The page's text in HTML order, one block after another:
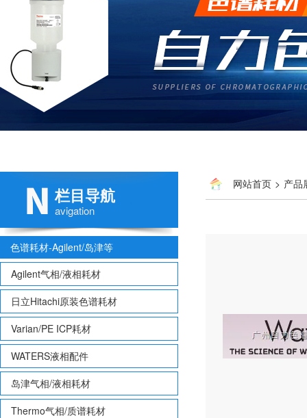
栏目导航
avigation
色谱耗材-Agilent/岛津等
Agilent气相/液相耗材
日立Hitachi原装色谱耗材
Varian/PE ICP耗材
WATERS液相配件
岛津气相/液相耗材
Thermo气相/质谱耗材
网站首页 > 产品